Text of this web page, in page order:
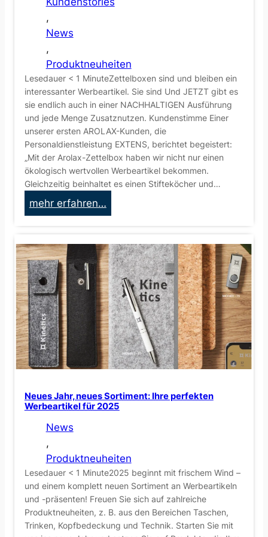
h
s
e
t
,
News
,
Produktneuheiten
Lesedauer < 1 MinuteZettelboxen sind und bleiben ein
interessanter Werbeartikel. Sie sind Und JETZT gibt es
sie endlich auch in einer NACHHALTIGEN Ausführung
und jede Menge Zusatznutzen. Kundenstimme Einer
unserer ersten AROLAX-Kunden, die
Personaldienstleistung EXTENS, berichtet begeistert:
„Mit der Arolax-Zettelbox haben wir nicht nur einen
ökologisch wertvollen Werbeartikel bekommen.
Gleichzeitig beinhaltet es einen Stifteköcher und…
mehr erfahren…:
K
n
d
e
n
s
t
o
r
:
E
N
S
i
s
t
Neues Jahr, neues Sortiment: Ihre perfekten
Werbeartikel für 2025
News
,
Produktneuheiten
Lesedauer < 1 Minute2025 beginnt mit frischem Wind –
und einem komplett neuen Sortiment an Werbeartikeln
und -präsenten! Freuen Sie sich auf zahlreiche
Produktneuheiten, z. B. aus den Bereichen Taschen,
Trinken, Kopfbedeckung und Technik. Starten Sie mit